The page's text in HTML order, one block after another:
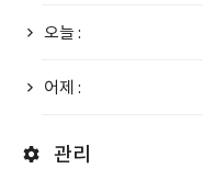
오늘 :
어제 :
관리